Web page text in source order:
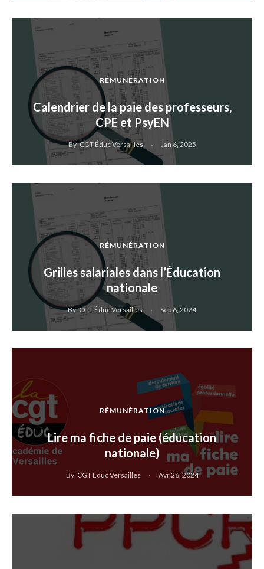
RÉMUNÉRATION
Calendrier de la paie des professeurs,
CPE et PsyEN
By CGT Éduc Versailles Jan 6, 2025
RÉMUNÉRATION
Grilles salariales dans l’Éducation
nationale
By CGT Éduc Versailles Sep 6, 2024
RÉMUNÉRATION
Lire ma fiche de paie (éducation
nationale)
By CGT Éduc Versailles Avr 26, 2024